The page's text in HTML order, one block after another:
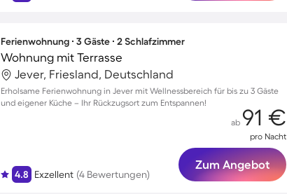
Ferienwohnung ∙ 3 Gäste ∙ 2 Schlafzimmer
Wohnung mit Terrasse
Jever, Friesland, Deutschland
Erholsame Ferienwohnung in Jever mit Wellnessbereich für bis zu 3 Gäste
und eigener Küche – Ihr Rückzugsort zum Entspannen!
4.8 Exzellent (4 Bewertungen)
ab 91 €
pro Nacht
Zum Angebot